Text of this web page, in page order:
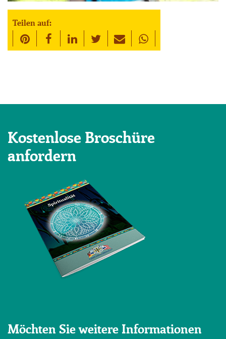
Teilen auf:
Kostenlose Broschüre
anfordern
Möchten Sie weitere Informationen